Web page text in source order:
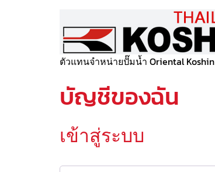
ตัวแทนจำหน่ายปั๊มน้ำ Oriental Koshin
บัญชีของฉัน
เข้าสู่ระบบ